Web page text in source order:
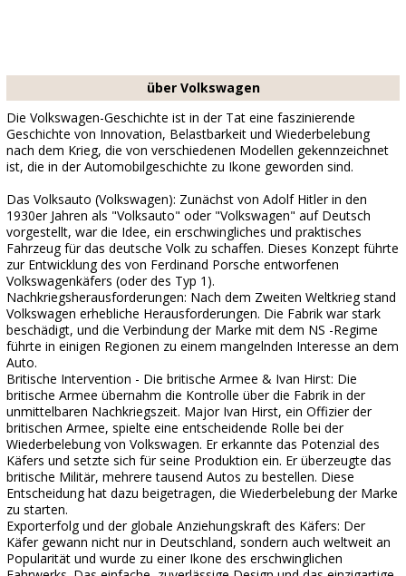
über Volkswagen
Die Volkswagen-Geschichte ist in der Tat eine faszinierende
Geschichte von Innovation, Belastbarkeit und Wiederbelebung
nach dem Krieg, die von verschiedenen Modellen gekennzeichnet
ist, die in der Automobilgeschichte zu Ikone geworden sind.
Das Volksauto (Volkswagen): Zunächst von Adolf Hitler in den
1930er Jahren als "Volksauto" oder "Volkswagen" auf Deutsch
vorgestellt, war die Idee, ein erschwingliches und praktisches
Fahrzeug für das deutsche Volk zu schaffen. Dieses Konzept führte
zur Entwicklung des von Ferdinand Porsche entworfenen
Volkswagenkäfers (oder des Typ 1).
Nachkriegsherausforderungen: Nach dem Zweiten Weltkrieg stand
Volkswagen erhebliche Herausforderungen. Die Fabrik war stark
beschädigt, und die Verbindung der Marke mit dem NS -Regime
führte in einigen Regionen zu einem mangelnden Interesse an dem
Auto.
Britische Intervention - Die britische Armee & Ivan Hirst: Die
britische Armee übernahm die Kontrolle über die Fabrik in der
unmittelbaren Nachkriegszeit. Major Ivan Hirst, ein Offizier der
britischen Armee, spielte eine entscheidende Rolle bei der
Wiederbelebung von Volkswagen. Er erkannte das Potenzial des
Käfers und setzte sich für seine Produktion ein. Er überzeugte das
britische Militär, mehrere tausend Autos zu bestellen. Diese
Entscheidung hat dazu beigetragen, die Wiederbelebung der Marke
zu starten.
Exporterfolg und der globale Anziehungskraft des Käfers: Der
Käfer gewann nicht nur in Deutschland, sondern auch weltweit an
Popularität und wurde zu einer Ikone des erschwinglichen